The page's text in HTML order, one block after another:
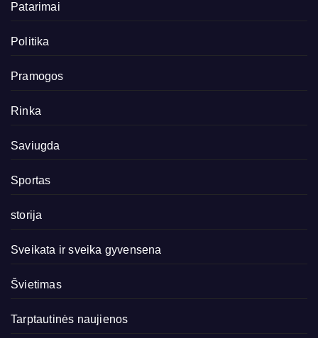
Patarimai
Politika
Pramogos
Rinka
Saviugda
Sportas
storija
Sveikata ir sveika gyvensena
Švietimas
Tarptautinės naujienos